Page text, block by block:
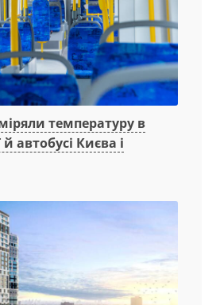
температуру в
автобусі Києва і